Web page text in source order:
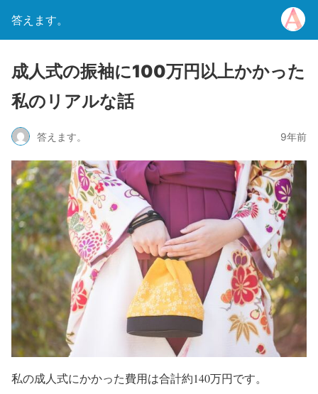
答えます。
成人式の振袖に100万円以上かかった
私のリアルな話
答えます。 9年前
私の成人式にかかった費用は合計約140万円です。